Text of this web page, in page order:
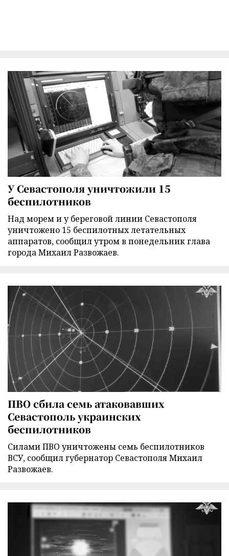
У Севастополя уничтожили 15
беспилотников
Над морем и у береговой линии Севастополя
уничтожено 15 беспилотных летательных
аппаратов, сообщил утром в понедельник глава
города Михаил Развожаев.
ПВО сбила семь атаковавших
Севастополь украинских
беспилотников
Силами ПВО уничтожены семь беспилотников
ВСУ, сообщил губернатор Севастополя Михаил
Развожаев.